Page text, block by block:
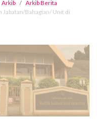
Arkib
Arkib Berita
Jabatan/Bahagian/ Unit di